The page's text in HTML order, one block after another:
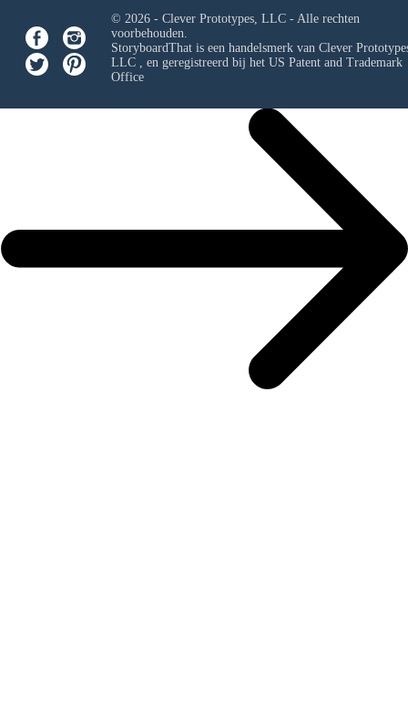
© 2026 - Clever Prototypes, LLC - Alle rechten
voorbehouden.
StoryboardThat is een handelsmerk van Clever
LLC, en geregistreerd bij het US Patent and Trademark
Office